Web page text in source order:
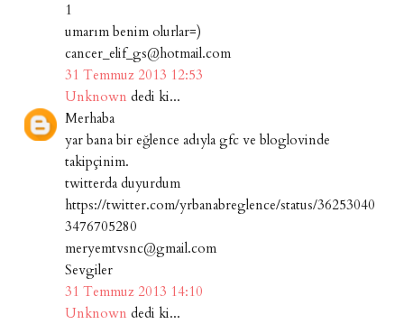
1
umarım benim olurlar=)
cancer_elif_gs@hotmail.com
31 Temmuz 2013 12:53
Unknown dedi ki...
Merhaba
yar bana bir eğlence adıyla gfc ve bloglovinde
takipçinim.
twitterda duyurdum
https://twitter.com/yrbanabreglence/status/36253040
3476705280
meryemtvsnc@gmail.com
Sevgiler
31 Temmuz 2013 14:10
Unknown dedi ki...